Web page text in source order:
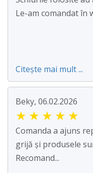
Le-am comandat în
Citește mai mult ...
Beky, 06.02.2026
★ ★ ★ ★ ★
Comanda a ajuns
grijă și produsele
Recomand...